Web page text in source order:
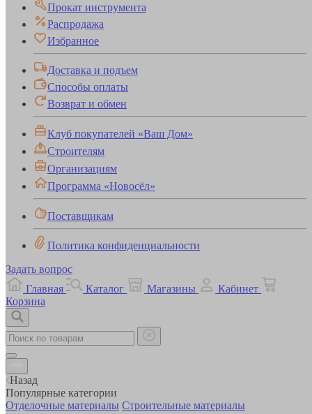
Прокат инструмента
Распродажа
Избранное
Доставка и подъем
Способы оплаты
Возврат и обмен
Клуб покупателей «Ваш Дом»
Строителям
Организациям
Программа «Новосёл»
Поставщикам
Политика конфиденциальности
Задать вопрос
Главная
Каталог Магазины
Кабинет
Корзина
Назад
Популярные категории
Отделочные материалы Строительные материалы